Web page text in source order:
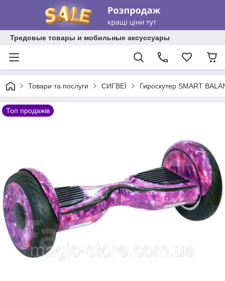
Тредовые товары и мобильные аксуссуары
Товари та послуги СИГВЕЇ Гироскутер SMART
Топ продажів